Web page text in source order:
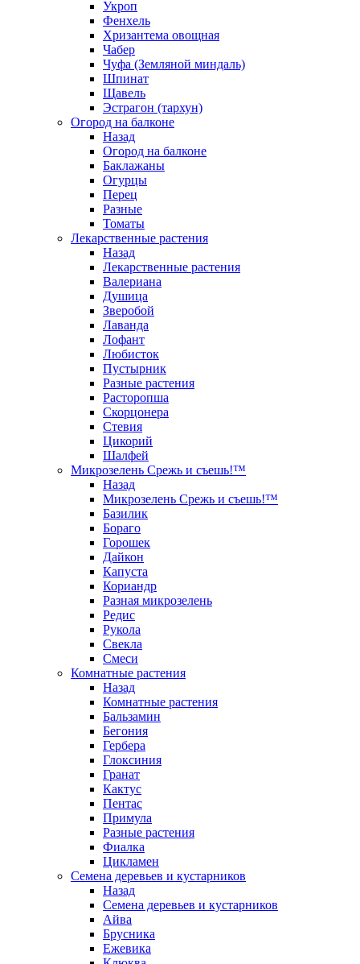
Укроп
Фенхель
Хризантема овощная
Чабер
Чуфа (Земляной миндаль)
Шпинат
Щавель
Эстрагон (тархун)
Огород на балконе
Назад
Огород на балконе
Баклажаны
Огурцы
Перец
Разные
Томаты
Лекарственные растения
Назад
Лекарственные растения
Валериана
Душица
Зверобой
Лаванда
Лофант
Любисток
Пустырник
Разные растения
Расторопша
Скорцонера
Стевия
Цикорий
Шалфей
Микрозелень Срежь и съешь!™
Назад
Микрозелень Срежь и съешь!™
Базилик
Бораго
Горошек
Дайкон
Капуста
Кориандр
Разная микрозелень
Редис
Рукола
Свекла
Смеси
Комнатные растения
Назад
Комнатные растения
Бальзамин
Бегония
Гербера
Глоксиния
Гранат
Кактус
Пентас
Примула
Разные растения
Фиалка
Цикламен
Семена деревьев и кустарников
Назад
Семена деревьев и кустарников
Айва
Брусника
Ежевика